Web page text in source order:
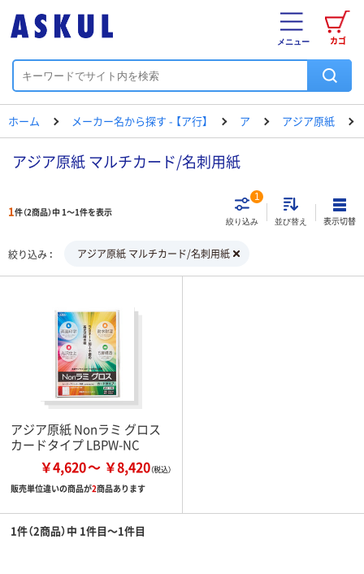
カゴ
メニュー
ホーム メーカー名から探す - 【ア行】 ア アジア原紙
アジア原紙 マルチカード/名刺用紙
1件（2商品）中 1～1件を表示
絞り込み
1
並び替え 表示切替
絞り込み アジア原紙 マルチカード/名刺用紙
アジア原紙 Nonラミ グロス
カードタイプ LBPW-NC
￥4,620 ￥8,420
販売単位違いの商品が2商品あります
1件（2商品）中 1件目～1件目